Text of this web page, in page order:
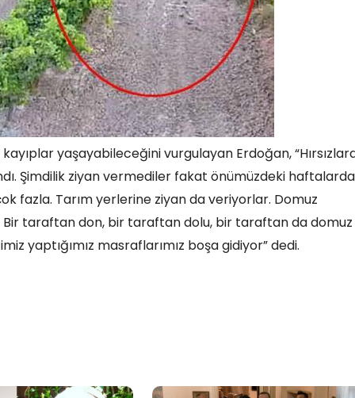
yaşayabileceğini vurgulayan Erdoğan,
Şimdilik ziyan vermediler fakat önümüzdeki haftalarda
fazla. Tarım yerlerine ziyan da veriyorlar. Domuz
Bir taraftan don, bir taraftan dolu, bir taraftan da domuz
yaptığımız masraflarımız boşa gidiyor” dedi.